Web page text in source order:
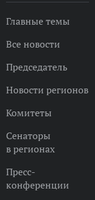
Главные темы
Все новости
Председатель
Новости регионов
Комитеты
Сенаторы
в регионах
Пресс-
конференции